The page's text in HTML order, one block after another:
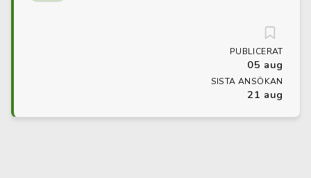
PUBLICERAT
05 aug
SISTA ANSÖKAN
21 aug